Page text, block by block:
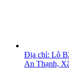
Địa chỉ: Lô
An Thạnh,